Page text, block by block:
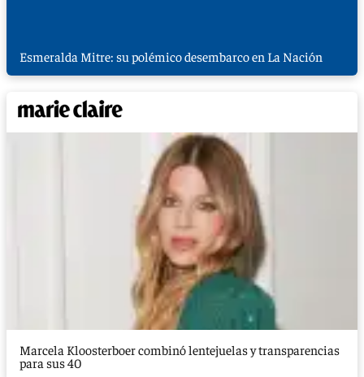
Esmeralda Mitre: su polémico desembarco en La Nación
Marcela Kloosterboer combinó lentejuelas y transparencias
para sus 40